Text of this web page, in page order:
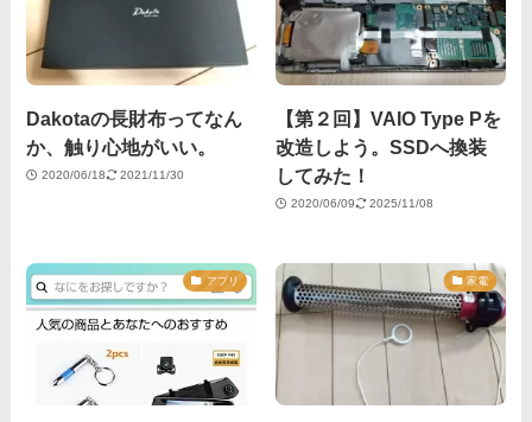
Dakotaの長財布ってなん
か、触り心地がいい。
2020/06/18 2021/11/30
【第２回】VAIO Type Pを
改造しよう。SSDへ換装
してみた！
2020/06/09 2025/11/08
アプリ 家電